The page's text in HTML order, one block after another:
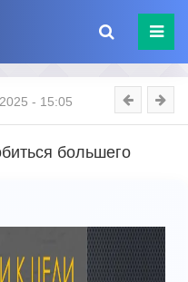
- 15:05
большего